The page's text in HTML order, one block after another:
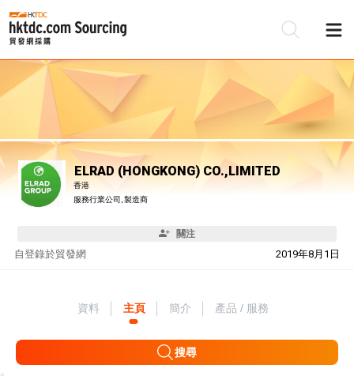
ELRAD (HONGKONG) CO.,LIMITED
香港
服務行業公司, 製造商
關注
自 2019年8月1日
登錄於貿發網
資料 主頁 簡介 產品 / 服務
搜尋